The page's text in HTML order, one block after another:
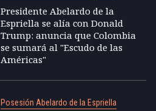
Presidente Abelardo de la
Espriella se alía con Donald
Trump: anuncia que Colombia
se sumará al "Escudo de las
Américas"
Posesión Abelardo de la Espriella